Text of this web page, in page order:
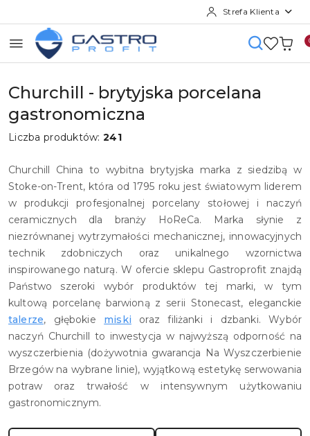
Strefa Klienta
Churchill - brytyjska porcelana
gastronomiczna
Liczba produktów:241
Churchill China to wybitna brytyjska marka z siedzibą w
Stoke-on-Trent, która od 1795 roku jest światowym liderem
w produkcji profesjonalnej porcelany stołowej i naczyń
ceramicznych dla branży HoReCa. Marka słynie z
niezrównanej wytrzymałości mechanicznej, innowacyjnych
technik zdobniczych oraz unikalnego wzornictwa
inspirowanego naturą. W ofercie sklepu Gastroprofit znajdą
Państwo szeroki wybór produktów tej marki, w tym
kultową porcelanę barwioną z serii Stonecast, eleganckie
talerze, głębokie miski oraz filiżanki i dzbanki. Wybór
naczyń Churchill to inwestycja w najwyższą odporność na
wyszczerbienia (dożywotnia gwarancja Na Wyszczerbienie
Brzegów na wybrane linie), wyjątkową estetykę serwowania
potraw oraz trwałość w intensywnym użytkowaniu
gastronomicznym.